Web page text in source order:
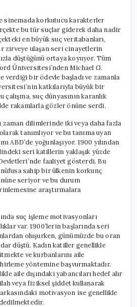
için
sinemada korkutucu karakterler
bu tür suçlar giderek daha nadir
en büyük suç veritabanları,
zirveye ulaşan seri cinayetlerin
düştüğünü ortaya koyuyor. Tüm
Üniversitesi’nden Michael G.
verdiği bir ödevle başladı ve zamanla
katkılarıyla büyük bir
suç dünyasının karanlık
rakamlarla gözler önüne serdi.
zaman dilimlerinde iki veya daha fazla
tanımlıyor ve bu tanıma uyan
ABD’de yoğunlaşıyor. 1900 yılından
seri katillerin yaklaşık yüzde
faaliyet gösterdi. Bu
sahip bir ülkenin korkunç
seriyor ve bu durum
araştırmalara
suç işleme motivasyonları
var. 1900’lerin başlarında seri
oluşurken, günümüzde bu oran
düştü. Kadın katiller genellikle
ve kurbanlarını aile
yöntemine başvurmaktadır.
aile dışındaki yabancıları hedef alır
veya fiziksel şiddet kullanarak
motivasyon ise genellikle